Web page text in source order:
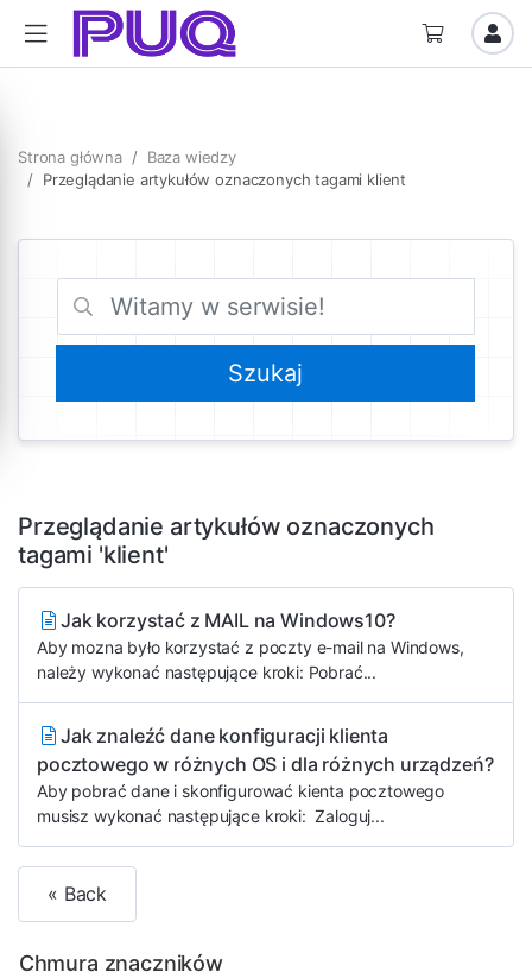
Strona główna
Baza wiedzy
Przeglądanie artykułów oznaczonych tagami klient
Przeglądanie artykułów oznaczonych
tagami 'klient'
Jak korzystać z MAIL na Windows10?
Aby mozna było korzystać z poczty e-mail na Windows,
należy wykonać następujące kroki: Pobrać...
Jak znaleźć dane konfiguracji klienta
pocztowego w różnych OS i dla różnych urządzeń?
Aby pobrać dane i skonfigurować kienta pocztowego
musisz wykonać następujące kroki: Zaloguj...
« Back
Chmura znaczników